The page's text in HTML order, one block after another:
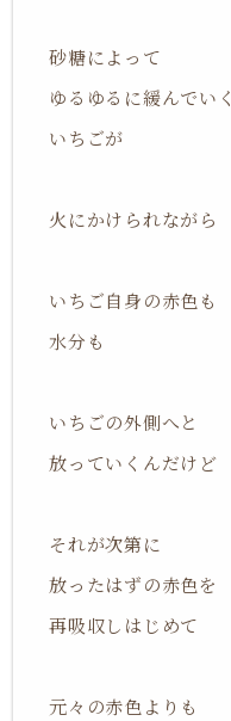
砂糖によって
ゆるゆるに緩んでいく
いちごが
火にかけられながら
いちご自身の赤色も
水分も
いちごの外側へと
放っていくんだけど
それが次第に
放ったはずの赤色を
再吸収しはじめて
元々の赤色よりも